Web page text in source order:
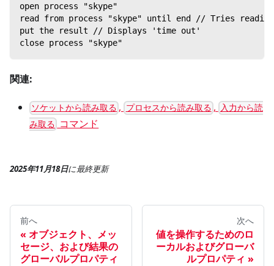
open process "skype"
read from process "skype" until end // Tries
put the result // Displays 'time out'
close process "skype"
関連:
ソケットから読み取る , プロセスから読み取る ,
入力から読
み取る
コマンド
2025年11月18日に最終更新
前へ
オブジェクト、メッ
セージ、および結果の
グローバルプロパティ
次へ
値を操作するためのロ
ーカルおよびグローバ
ルプロパティ